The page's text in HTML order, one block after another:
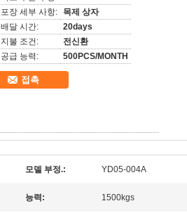
포장 세부 사항:
목제 상자
배달 시간:
20days
지불 조건:
전신환
공급 능력:
500PCS/MONTH
접촉
모델 부정.: YD05-004A
능력: 1500kgs